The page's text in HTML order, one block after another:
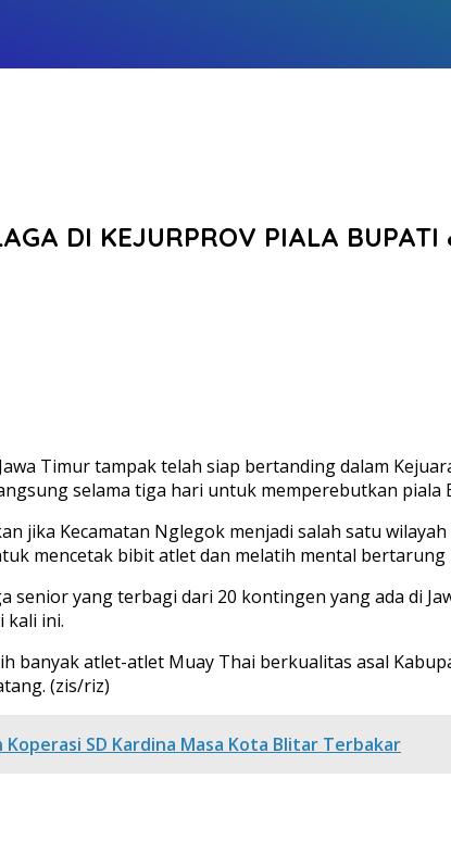
DI KEJURPROV PIALA
Timur tampak telah siap bertanding dalam
selama tiga hari untuk memperebutkan piala
jika Kecamatan Nglegok menjadi salah satu
mencetak bibit atlet dan melatih mental bertarung
senior yang terbagi dari 20 kontingen yang ada di
kali ini.
banyak atlet-atlet Muay Thai berkualitas asal
(zis/riz)
SD Kardina Masa Kota Blitar Terbakar